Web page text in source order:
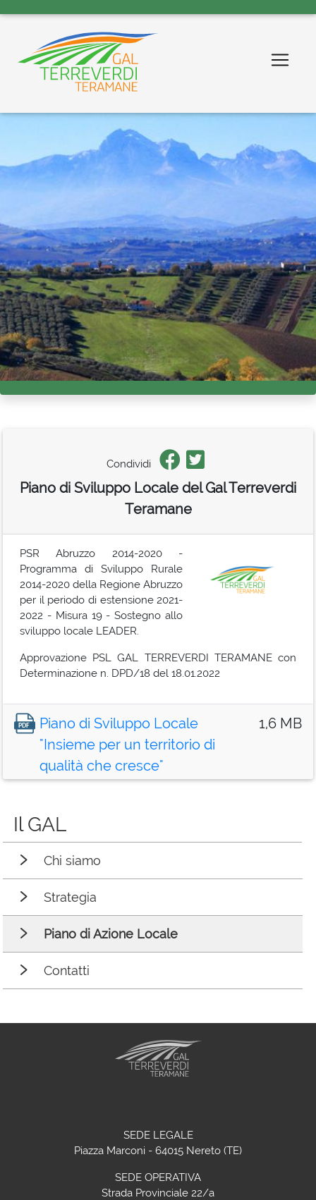
Condividi
Piano di Sviluppo Locale del Gal Terreverdi
Teramane
PSR Abruzzo 2014-2020 -
Programma di Sviluppo Rurale
2014-2020 della Regione Abruzzo
per il periodo di estensione 2021-
2022 - Misura 19 - Sostegno allo
sviluppo locale LEADER.
Approvazione PSL GAL TERREVERDI TERAMANE con
Determinazione n. DPD/18 del 18.01.2022
Piano di Sviluppo Locale
"Insieme per un territorio di
qualità che cresce"
1,6 MB
Il GAL
Chi siamo
Strategia
Piano di Azione Locale
Contatti
SEDE LEGALE
Piazza Marconi - 64015 Nereto (TE)
SEDE OPERATIVA
Strada Provinciale 22/a